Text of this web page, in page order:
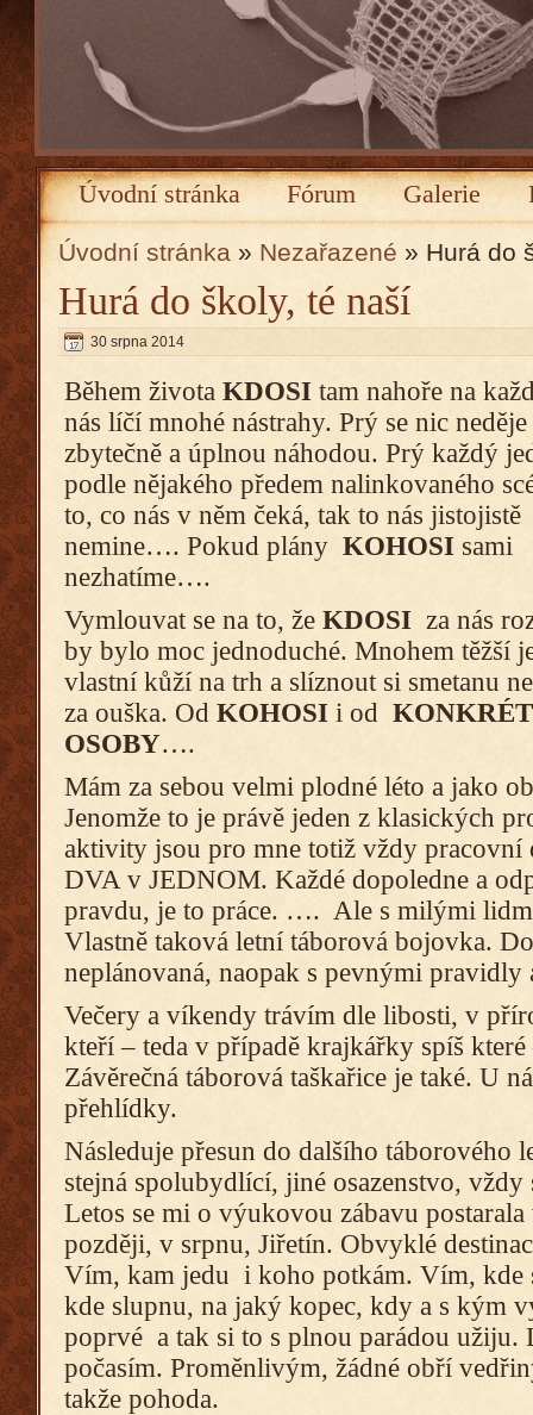
Úvodní stránka Fórum Galerie
Úvodní stránka » Nezařazené » Hurá do
Hurá do školy, té naší
30 srpna 2014
Během života KDOSI tam nahoře na
nás líčí mnohé nástrahy. Prý se nic neděje
zbytečně a úplnou náhodou. Prý každý
podle nějakého předem nalinkovaného
to, co nás v něm čeká, tak to nás jistojistě
nemine…. Pokud plány KOHOSI sami
nezhatíme….
Vymlouvat se na to, že KDOSI za nás
by bylo moc jednoduché. Mnohem těžší
vlastní kůží na trh a slíznout si smetanu
za ouška. Od KOHOSI i od
OSOBY….
Mám za sebou velmi plodné léto a jako
Jenomže to je právě jeden z klasických
aktivity jsou pro mne totiž vždy pracovní
DVA v JEDNOM. Každé dopoledne a
pravdu, je to práce. …. Ale s milými
Vlastně taková letní táborová bojovka.
neplánovaná, naopak s pevnými pravidly
Večery a víkendy trávím dle libosti, v
kteří – teda v případě krajkářky spíš
Závěrečná táborová taškařice je také. U
přehlídky.
Následuje přesun do dalšího táborového
stejná spolubydlící, jiné osazenstvo, vždy
Letos se mi o výukovou zábavu
později, v srpnu, Jiřetín. Obvyklé
Vím, kam jedu i koho potkám. Vím, kde
kde slupnu, na jaký kopec, kdy a s kým
poprvé a tak si to s plnou parádou užiju.
počasím. Proměnlivým, žádné obří
takže pohoda.